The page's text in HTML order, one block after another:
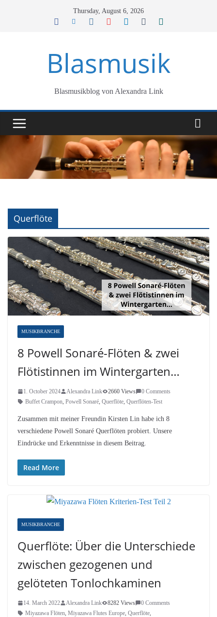
Thursday, August 6, 2026
Blasmusik
Blasmusikblog von Alexandra Link
Querflöte
MUSIKBRANCHE
8 Powell Sonaré-Flöten & zwei
Flötistinnen im Wintergarten…
1. October 2024 Alexandra Link 2660 Views
0 Comments
Buffet Crampon, Powell Sonaré, Querflöte, Querflöten-Test
Zusammen mit meiner Freundin Kirsten Lin habe ich 8
verschiedene Powell Sonaré Querflöten probiert. Unsere
Eindrücke und Erkenntnisse in diesem Beitrag.
Read More
MUSIKBRANCHE
Querflöte: Über die Unterschiede
zwischen gezogenen und
gelöteten Tonlochkaminen
14. March 2022 Alexandra Link 8282 Views
0 Comments
Miyazawa Flöten, Miyazawa Flutes Europe, Querflöte,